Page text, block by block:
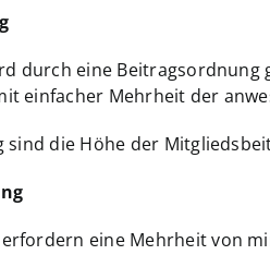
durch eine
einfacher Mehrheit der
sind die Höhe der
eine Mehrheit von